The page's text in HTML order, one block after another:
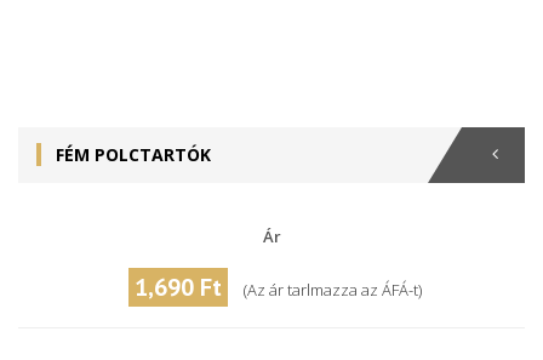
FÉM POLCTARTÓK
Ár
1,690 Ft (Az ár tarlmazza az ÁFÁ-t)